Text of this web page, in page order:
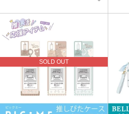
SOLD OUT